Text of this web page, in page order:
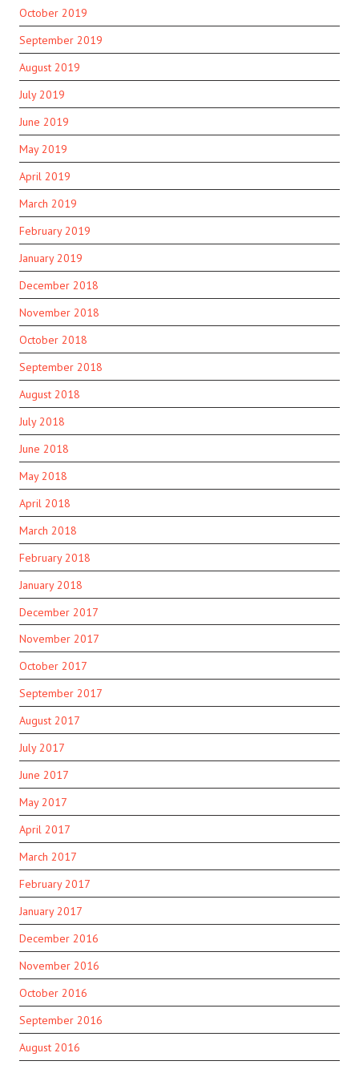
October 2019
September 2019
August 2019
July 2019
June 2019
May 2019
April 2019
March 2019
February 2019
January 2019
December 2018
November 2018
October 2018
September 2018
August 2018
July 2018
June 2018
May 2018
April 2018
March 2018
February 2018
January 2018
December 2017
November 2017
October 2017
September 2017
August 2017
July 2017
June 2017
May 2017
April 2017
March 2017
February 2017
January 2017
December 2016
November 2016
October 2016
September 2016
August 2016